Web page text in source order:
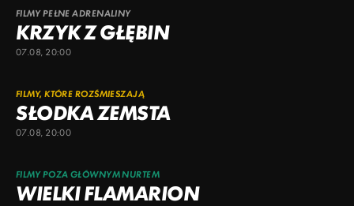
FILMY PEŁNE ADRENALINY
KRZYK Z GŁĘBIN
07.08, 20:00
FILMY, KTÓRE ROZŚMIESZAJĄ
SŁODKA ZEMSTA
07.08, 20:00
FILMY POZA GŁÓWNYM NURTEM
WIELKI FLAMARION